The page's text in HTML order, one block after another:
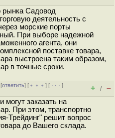
рынка Садовод
деятельность с
морские порты
При выборе надежной
агента, они
поставке товара,
выстроена таким образом,
в точные сроки.
ответить] [ ﹢﹢﹢] [ · · ·]
+ / –
могут заказать на
При этом, транспортно
Трейдинг" решит вопрос
до Вашего склада.